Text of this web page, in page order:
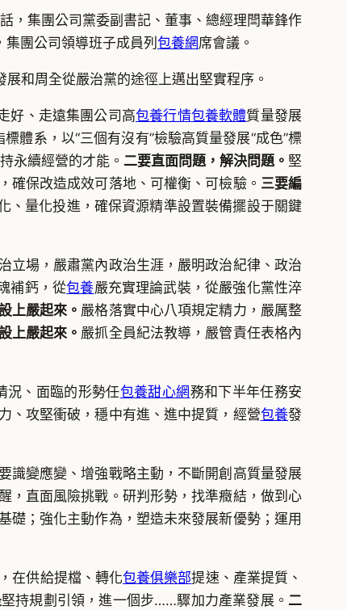
，集團公司黨委副書記、董事、總經理閆華鋒作
團公司領導班子成員列 包養網席會議。
和周全從嚴治黨的途徑上邁出堅實程序。
好、走遠集團公司高包養行情包養軟體質量發展
標體系，以“三個有沒有”檢驗高質量發展“成色”標
永續經營的才能。 二要直面問題，解決問題。 堅
保改造成效可落地、可權衡、可檢驗。 三要編
、量化投進，確保資源精準設置裝備擺設于關鍵
立場，嚴肅黨內政治生涯，嚴明政治紀律、政治
補鈣，從包養嚴充實理論武裝，從嚴強化黨性淬
上嚴起來。 嚴格落實中心八項規定精力，嚴厲整
上嚴起來。 嚴抓全員紀法教導，嚴管責任表格內
況、面臨的形勢任包養甜心網務和下半年任務安
、攻堅衝破，穩中有進、進中提質，經營包養發
識變應變、增強戰略主動，不斷開創高質量發展
，直面風險挑戰。研判形勢，找準癥結，做到心
礎；強化主動作為，塑造未來發展新優勢；運用
在供給提檔、轉化包養俱樂部提速、產業提質、
堅持規劃引領，進一個步……驟加力產業發展。 二